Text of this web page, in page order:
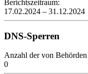
Berichtszeitraum:
17.02.2024 – 31.12.2024
DNS-Sperren
Anzahl der von
0